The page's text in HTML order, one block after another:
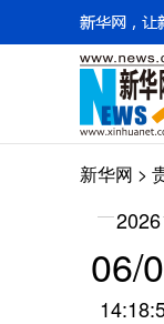
新华网 >
2026
06/